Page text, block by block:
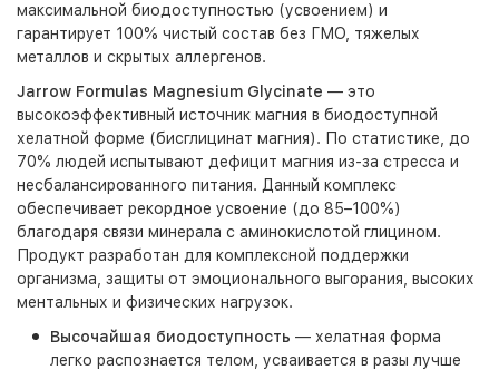
максимальной биодоступностью (усвоением) и
гарантирует 100% чистый состав без ГМО, тяжелых
металлов и скрытых аллергенов.
Jarrow Formulas Magnesium Glycinate — это
высокоэффективный источник магния в биодоступной
хелатной форме (бисглицинат магния). По статистике, до
70% людей испытывают дефицит магния из-за стресса и
несбалансированного питания. Данный комплекс
обеспечивает рекордное усвоение (до 85–100%)
благодаря связи минерала с аминокислотой глицином.
Продукт разработан для комплексной поддержки
организма, защиты от эмоционального выгорания, высоких
ментальных и физических нагрузок.
Высочайшая биодоступность — хелатная форма
легко распознается телом, усваивается в разы лучше